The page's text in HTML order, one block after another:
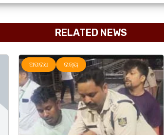
RELATED NEWS
ମହାନଗର ରାଜ୍ୟ